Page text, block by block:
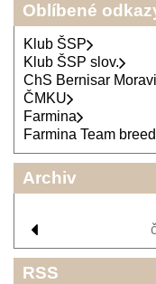
Oblíbené
Klub ŠSP
Klub ŠSP slov.
ChS Bernisar
ČMKU
Farmina
Farmina Team
Archiv
RSS